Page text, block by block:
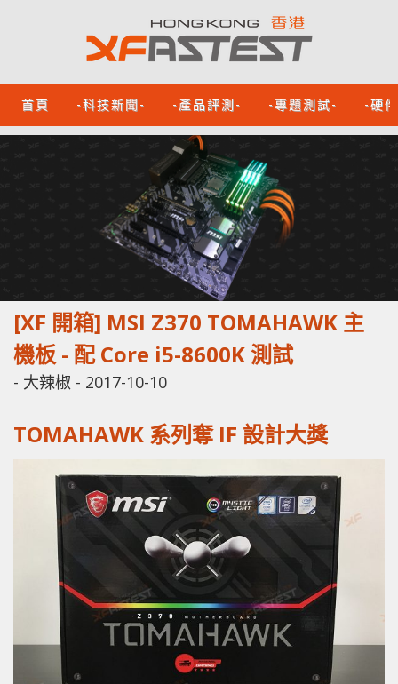
首頁 -科技新聞- -產品評測- -專題測試- -硬
[XF 開箱] MSI Z370 TOMAHAWK 主
機板 - 配 Core i5-8600K 測試
- 大辣椒 - 2017-10-10
TOMAHAWK 系列奪 IF 設計大獎